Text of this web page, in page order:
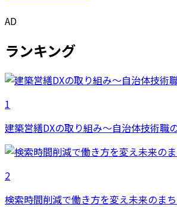
AD
ランキング
1
建築営繕DXの取り組み～自治体技術職
2
検索時間削減で働き方を変え未来のま